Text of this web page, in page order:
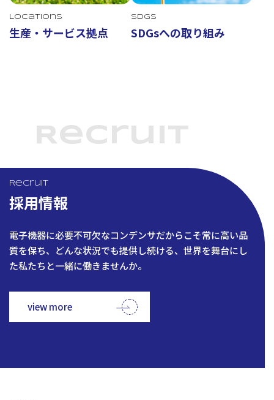
Locations
生産・サービス拠点
SDGs
SDGsへの取り組み
Recruit
Recruit
採用情報
電子機器に必要不可欠なコンデンサだからこそ常に高い品
質を保ち、どんな状況でも提供し続ける、世界を舞台にし
た私たちと一緒に働きませんか。
view more